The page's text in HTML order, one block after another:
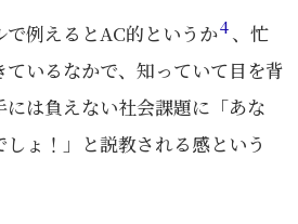
で例えるとAC的というか4、忙
ているなかで、知っていて目を背
は負えない社会課題に「あな
ょ！」と説教される感という